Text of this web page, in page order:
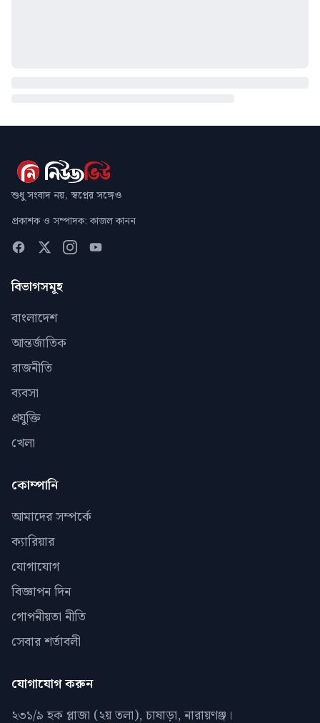
শুধু সংবাদ নয়, স্বপ্নের সঙ্গেও
প্রকাশক ও সম্পাদক: কাজল কানন
বিভাগসমূহ
বাংলাদেশ
আন্তর্জাতিক
রাজনীতি
ব্যবসা
প্রযুক্তি
খেলা
কোম্পানি
আমাদের সম্পর্কে
ক্যারিয়ার
যোগাযোগ
বিজ্ঞাপন দিন
গোপনীয়তা নীতি
সেবার শর্তাবলী
যোগাযোগ করুন
২৩১/৯ হক প্লাজা (২য় তলা), চাষাড়া, নারায়ণঞ্জ।